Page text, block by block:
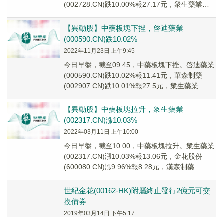
(002728.CN)跌10.00%報27.17元，衆生藥業
【異動股】中藥板塊下挫，啓迪藥業
(000590.CN)跌10.02%
2022年11月23日 上午9:45
今日早盤，截至09:45，中藥板塊下挫。啓迪藥業
(000590.CN)跌10.02%報11.41元，華森制藥
(002907.CN)跌10.01%報27.5元，衆生藥業
【異動股】中藥板塊拉升，衆生藥業
(002317.CN)漲10.03%
2022年03月11日 上午10:00
今日早盤，截至10:00，中藥板塊拉升。衆生藥業
(002317.CN)漲10.03%報13.06元，金花股份
(600080.CN)漲9.96%報8.28元，漢森制藥
世紀金花(00162-HK)附屬終止發行2億元可交
換債券
2019年03月14日 下午5:17